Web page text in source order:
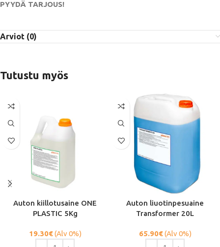
PYYDÄ TARJOUS!
Arviot (0)
Tutustu myös
Auton kiillotusaine ONE
PLASTIC 5Kg
19.30€(Alv 0%)
Auton liuotinpesuaine
Transformer 20L
65.90€(Alv 0%)